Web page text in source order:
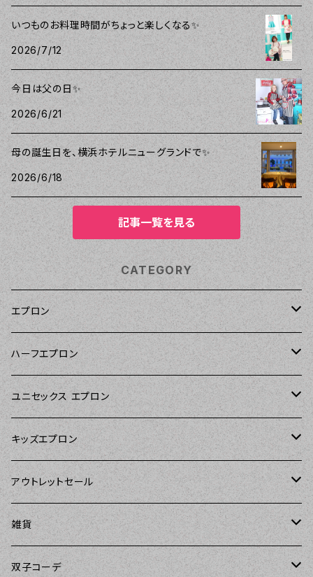
いつものお料理時間がちょっと楽しくなる✨
2026/7/12
今日は父の日✨
2026/6/21
母の誕生日を、横浜ホテルニューグランドで✨
2026/6/18
記事一覧を見る
CATEGORY
エプロン
Kitsch'n Glam（キッチングラム）
Sierra Rose（シエラローズ）
Tarantinalovers（タランティーナ ラバーズ）
The Sunday Girl（ザサンデーガール）
Carolyn's Kitchen（キャロリンズキッチン）
Sugar baby aprons（シュガーベイビー）
ハーフエプロン
Sierra Rose（シエラローズ）
ユニセックス エプロン
DII（ディーアイアイ）
Sierra Rose（シエラローズ）
amorico（アモリコ）
キッズエプロン
Sierra Rose（シエラローズ）
The Sunday Girl（ザサンデーガール）
ASD Living（エーエスディーリビング）
アウトレットセール
エプロン
Kitsch'n Glam（キッチングラム）
雑貨
雑貨
amorico（アモリコ）
双子コーデ